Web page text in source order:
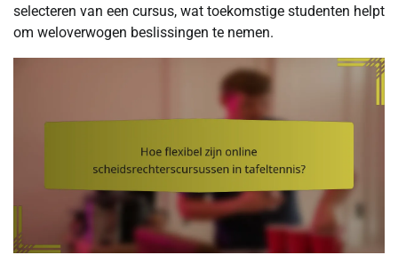
selecteren van een cursus, wat toekomstige studenten helpt
om weloverwogen beslissingen te nemen.